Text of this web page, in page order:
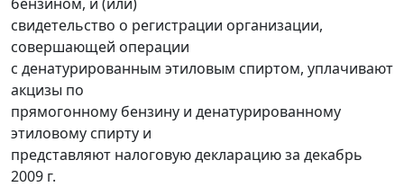
свидетельство о регистрации организации,
совершающей операции
с денатурированным этиловым спиртом, уплачивают
акцизы по
прямогонному бензину и денатурированному
этиловому спирту и
представляют налоговую декларацию за декабрь
2009 г.